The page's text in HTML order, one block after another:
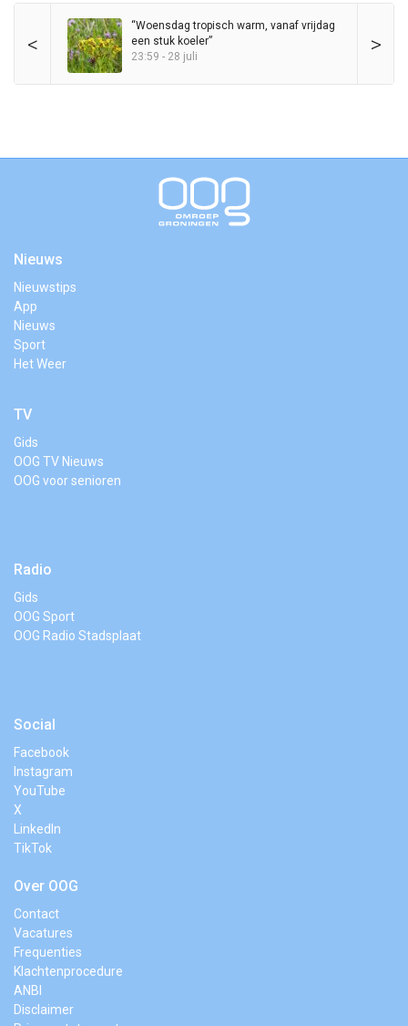
< >
“Woensdag tropisch warm, vanaf vrijdag
een stuk koeler”
23:59 - 28 juli
Nieuws
Nieuwstips
App
Nieuws
Sport
Het Weer
TV
Gids
OOG TV Nieuws
OOG voor senioren
Radio
Gids
OOG Sport
OOG Radio Stadsplaat
Social
Facebook
Instagram
YouTube
X
LinkedIn
TikTok
Over OOG
Contact
Vacatures
Frequenties
Klachtenprocedure
ANBI
Disclaimer